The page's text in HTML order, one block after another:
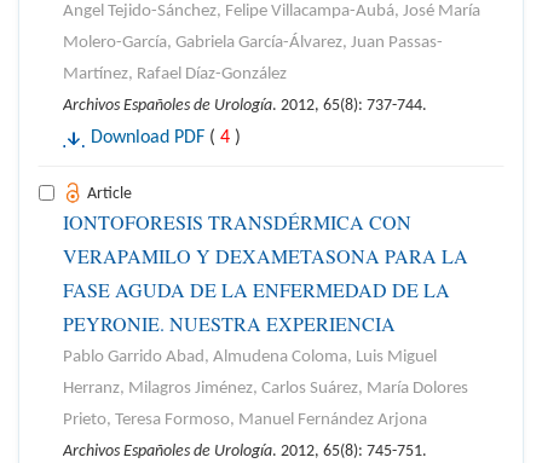
Angel Tejido-Sánchez, Felipe Villacampa-Aubá, José María
Molero-García, Gabriela García-Álvarez, Juan Passas-
Martínez, Rafael Díaz-González
Archivos Españoles de Urología. 2012, 65(8): 737-744.
Download PDF ( 4 )
Article
IONTOFORESIS TRANSDÉRMICA CON
VERAPAMILO Y DEXAMETASONA PARA LA
FASE AGUDA DE LA ENFERMEDAD DE LA
PEYRONIE. NUESTRA EXPERIENCIA
Pablo Garrido Abad, Almudena Coloma, Luis Miguel
Herranz, Milagros Jiménez, Carlos Suárez, María Dolores
Prieto, Teresa Formoso, Manuel Fernández Arjona
Archivos Españoles de Urología. 2012, 65(8): 745-751.